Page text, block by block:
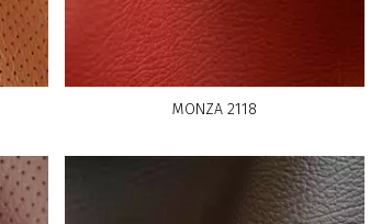
MONZA 2118